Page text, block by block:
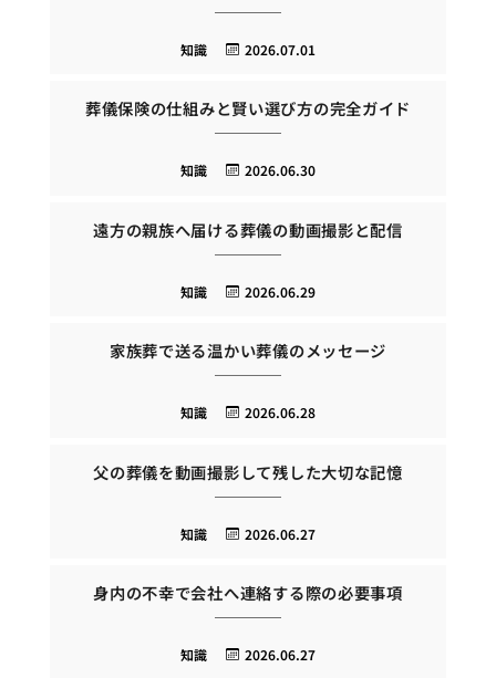
2026.07.01
知識
葬儀保険の仕組みと賢い選び方の完全ガイド
2026.06.30
知識
遠方の親族へ届ける葬儀の動画撮影と配信
2026.06.29
知識
家族葬で送る温かい葬儀のメッセージ
2026.06.28
知識
父の葬儀を動画撮影して残した大切な記憶
2026.06.27
知識
身内の不幸で会社へ連絡する際の必要事項
2026.06.27
知識